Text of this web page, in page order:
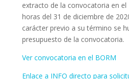
extracto de la convocatoria en el
horas del 31 de diciembre de
carácter previo a su término se
presupuesto de la convocatoria.
Ver convocatoria en el BORM
Enlace a INFO directo para